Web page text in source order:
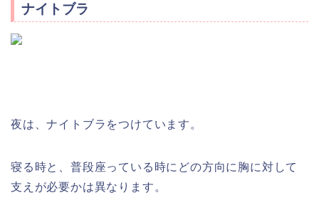
ナイトブラ
夜は、ナイトブラをつけています。
寝る時と、普段座っている時にどの方向に胸に対して
支えが必要かは異なります。